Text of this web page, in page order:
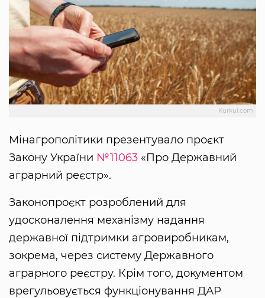
Kurkul.com
Мінагрополітики презентувало проєкт
Закону України №11063 «Про Державний
аграрний реєстр».
Законопроєкт розроблений для
удосконалення механізму надання
державної підтримки агровиробникам,
зокрема, через систему Державного
аграрного реєстру. Крім того, документом
врегульовується функціонування ДАР